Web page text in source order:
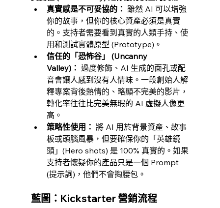
真實感是不可妥協的： 雖然 AI 可以增強
你的故事，但你的核心資產必須是真實
的。支持者需要看到真實的人類手持、使
用和測試實體原型 (Prototype)。
信任的「恐怖谷」 (Uncanny
Valley)： 過度修飾、AI 生成的面孔或配
音會讓人感到沒有人情味。一段創始人解
釋專案背後熱情的、略顯不完美的影片，
轉化率往往比完美無瑕的 AI 虛擬人像更
高。
策略性使用： 將 AI 用於背景資產、故事
板或頭腦風暴，但要確保你的「英雄鏡
頭」(Hero shots) 是 100% 真實的。如果
支持者懷疑你的產品只是一個 Prompt
(提示詞)，他們不會掏腰包。
藍圖：Kickstarter 營銷流程